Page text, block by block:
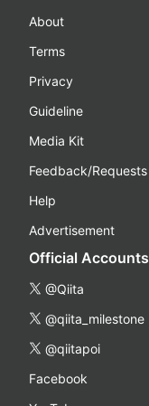
About
Terms
Privacy
Guideline
Media Kit
Feedback/Requests
Help
Advertisement
Official Accounts
@Qiita
@qiita_milestone
@qiitapoi
Facebook